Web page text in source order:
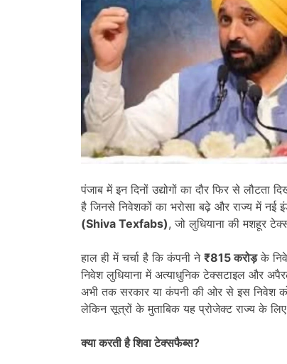
पंजाब में इन दिनों उद्योगों का दौर फिर से लौटता
है जिनसे निवेशकों का भरोसा बढ़े और राज्य में
(Shiva Texfabs), जो लुधियाना की मशहूर
हाल ही में चर्चा है कि कंपनी ने ₹815करोड़के
निवेश लुधियाना में अत्याधुनिक टेक्सटाइल और
अभी तक सरकार या कंपनी की ओर से इस निवेश
लेकिन सूत्रों के मुताबिक यह प्रोजेक्ट राज्य के
क्या करती है शिवा टेक्सफैब्स?